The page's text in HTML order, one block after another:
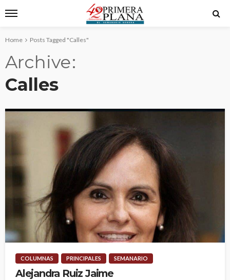
Home Posts Tagged "Calles"
Archive
Calles
COLUMNAS PRINCIPALES SEMANARIO
Alejandra Ruiz Jaime